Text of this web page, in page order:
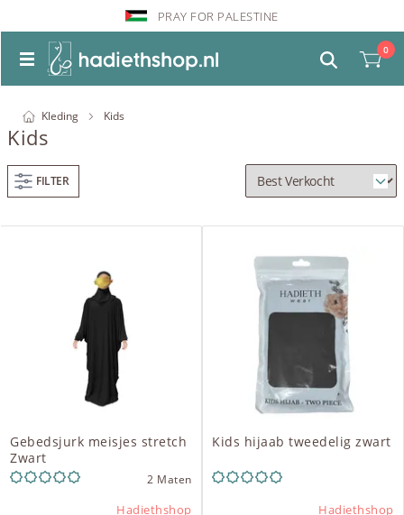
PRAY FOR PALESTINE
0
Kleding Kids
Kids
FILTER
Gebedsjurk meisjes stretch
Zwart
2 Maten
Hadiethshop
Kids hijaab tweedelig zwart
Hadiethshop